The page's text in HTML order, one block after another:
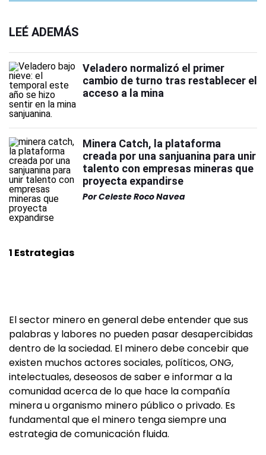
LEÉ ADEMÁS
Veladero normalizó el primer
cambio de turno tras restablecer el
acceso a la mina
Minera Catch, la plataforma
creada por una sanjuanina para unir
talento con empresas mineras que
proyecta expandirse
PorCeleste Roco Navea
1 Estrategias
El sector minero en general debe entender que sus
palabras y labores no pueden pasar desapercibidas
dentro de la sociedad. El minero debe concebir que
existen muchos actores sociales, políticos, ONG,
intelectuales, deseosos de saber e informar a la
comunidad acerca de lo que hace la compañía
minera u organismo minero público o privado. Es
fundamental que el minero tenga siempre una
estrategia de comunicación fluida.